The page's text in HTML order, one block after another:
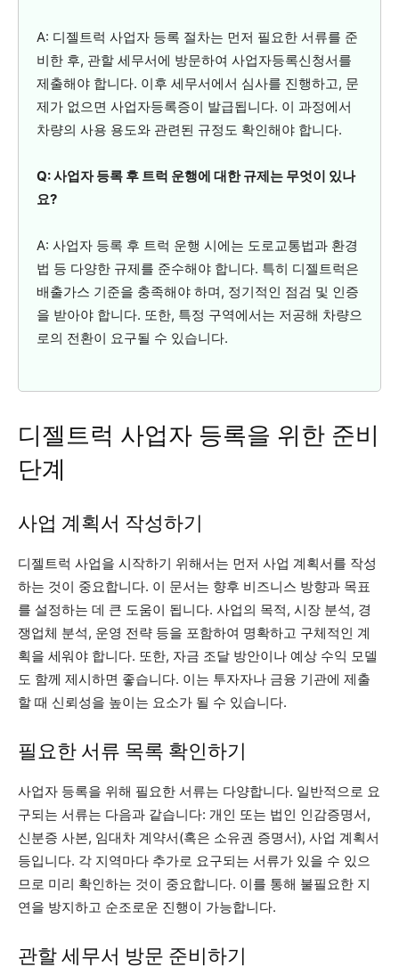
A: 디젤트럭 사업자 등록 절차는 먼저 필요한 서류를 준
비한 후, 관할 세무서에 방문하여 사업자등록신청서를
제출해야 합니다. 이후 세무서에서 심사를 진행하고, 문
제가 없으면 사업자등록증이 발급됩니다. 이 과정에서
차량의 사용 용도와 관련된 규정도 확인해야 합니다.
Q: 사업자 등록 후 트럭 운행에 대한 규제는 무엇이 있나
요?
A: 사업자 등록 후 트럭 운행 시에는 도로교통법과 환경
법 등 다양한 규제를 준수해야 합니다. 특히 디젤트럭은
배출가스 기준을 충족해야 하며, 정기적인 점검 및 인증
을 받아야 합니다. 또한, 특정 구역에서는 저공해 차량으
로의 전환이 요구될 수 있습니다.
디젤트럭 사업자 등록을 위한 준비
단계
사업 계획서 작성하기
디젤트럭 사업을 시작하기 위해서는 먼저 사업 계획서를 작성
하는 것이 중요합니다. 이 문서는 향후 비즈니스 방향과 목표
를 설정하는 데 큰 도움이 됩니다. 사업의 목적, 시장 분석, 경
쟁업체 분석, 운영 전략 등을 포함하여 명확하고 구체적인 계
획을 세워야 합니다. 또한, 자금 조달 방안이나 예상 수익 모델
도 함께 제시하면 좋습니다. 이는 투자자나 금융 기관에 제출
할 때 신뢰성을 높이는 요소가 될 수 있습니다.
필요한 서류 목록 확인하기
사업자 등록을 위해 필요한 서류는 다양합니다. 일반적으로 요
구되는 서류는 다음과 같습니다: 개인 또는 법인 인감증명서,
신분증 사본, 임대차 계약서(혹은 소유권 증명서), 사업 계획서
등입니다. 각 지역마다 추가로 요구되는 서류가 있을 수 있으
므로 미리 확인하는 것이 중요합니다. 이를 통해 불필요한 지
연을 방지하고 순조로운 진행이 가능합니다.
관할 세무서 방문 준비하기